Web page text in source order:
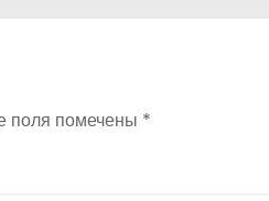
поля помечены *